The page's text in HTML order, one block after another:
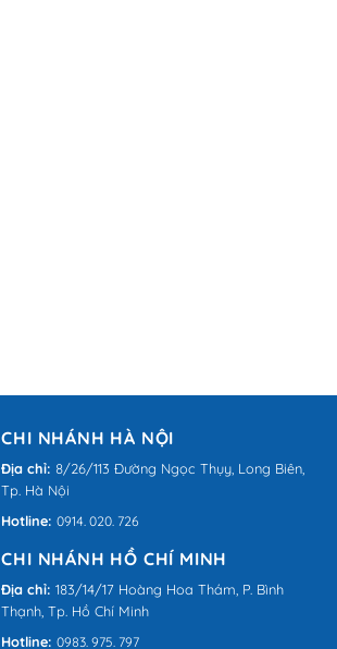
CHI NHÁNH HÀ NỘI
Địa chỉ: 8/26/113 Đường Ngọc Thụy, Long Biên,
Tp. Hà Nội
Hotline: 0914. 020. 726
CHI NHÁNH HỒ CHÍ MINH
Địa chỉ: 183/14/17 Hoàng Hoa Thám, P. Bình
Thạnh, Tp. Hồ Chí Minh
Hotline: 0983. 975. 797